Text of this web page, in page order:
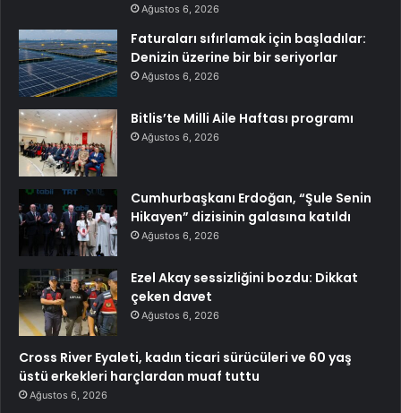
Ağustos 6, 2026
Faturaları sıfırlamak için başladılar:
Denizin üzerine bir bir seriyorlar
Ağustos 6, 2026
Bitlis’te Milli Aile Haftası programı
Ağustos 6, 2026
Cumhurbaşkanı Erdoğan, “Şule Senin
Hikayen” dizisinin galasına katıldı
Ağustos 6, 2026
Ezel Akay sessizliğini bozdu: Dikkat
çeken davet
Ağustos 6, 2026
Cross River Eyaleti, kadın ticari sürücüleri ve 60 yaş
üstü erkekleri harçlardan muaf tuttu
Ağustos 6, 2026